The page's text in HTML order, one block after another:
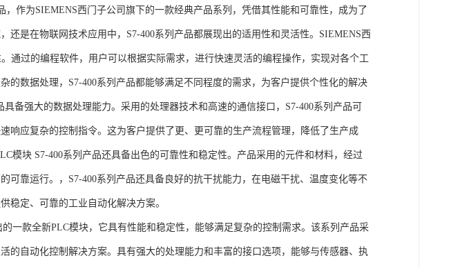
为SIEMENS西门子公司旗下的一款经典产品系列，凭借其性能和可靠性，成为了
还是在物联网技术应用中，S7-400系列产品都展现出的适用性和灵活性。SIEMENS西
通过的编程软件，用户可以根据实际需求，进行快速灵活的编程操作，实现对各个工
的数据处理，S7-400系列产品都能够满足不同程度的需求，为客户提供个性化的解决
备强大的数据处理能力。采用的处理器技术和高速的通信接口，S7-400系列产品可
响应复杂的控制指令。这为客户提供了更、更可靠的生产流程管理，降低了生产成
模块 S7-400系列产品还具备出色的可靠性和稳定性。产品采用的元件和材料，经过
可靠运行。，S7-400系列产品还具备良好的抗干扰能力，在电磁干扰、温度变化等不
稳定、可靠的工业自动化解决方案。
款全新PLC模块，它具有性能和稳定性，能够满足复杂的控制需求。该系列产品采
的自动化控制解决方案。具有强大的处理能力和丰富的接口选项，能够与传感器、执